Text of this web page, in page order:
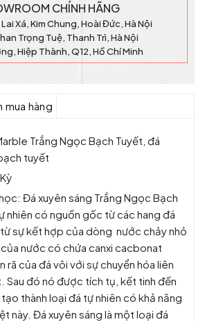
CHÍNH HÃNG
Lai Xá, Kim Chung, Hoài Đức, Hà Nội
Trọng Tuệ, Thanh Trì, Hà Nội
Hiệp Thành, Q12, Hồ Chí Minh
mua hàng
Trắng Ngọc Bạch Tuyết, đá
tuyết
Đá xuyên sáng Trắng Ngọc Bạch
nhiên có nguồn gốc từ các hang đá
sự kết hợp của dòng nước chảy nhỏ
nước có chứa canxi cacbonat
rã của đá vôi với sự chuyển hóa liên
đó nó được tích tụ, kết tinh đến
thành loại đá tự nhiên có khả năng
này. Đá xuyên sáng là một loại đá